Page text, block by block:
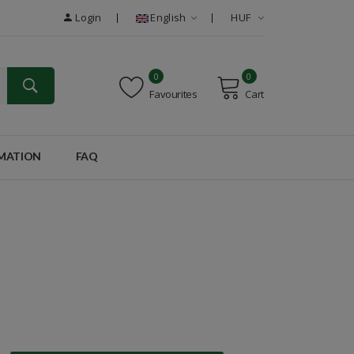
Login English HUF
Favourites
0
Cart
0
FAQ